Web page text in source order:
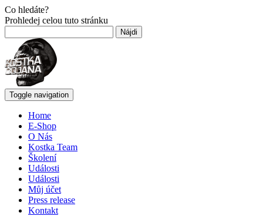
Co hledáte?
Prohledej celou tuto stránku
Toggle navigation
Home
E-Shop
O Nás
Kostka Team
Školení
Události
Události
Můj účet
Press release
Kontakt